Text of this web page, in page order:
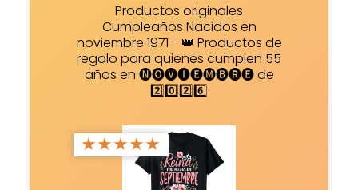
Productos originales
Cumpleaños Nacidos en
noviembre 1971 - 👑 Productos de
regalo para quienes cumplen 55
años en 🅝🅞🅥🅘🅔🅜🅑🅡🅔 de
2️⃣0️⃣2️⃣6️⃣
★★★★★